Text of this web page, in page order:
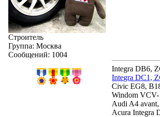
Строитель
Группа: Москва
Сообщений: 1004
Integra DB6,
Integra DC1,
Civic EG8,
Windom
Audi A4
Acura Integra